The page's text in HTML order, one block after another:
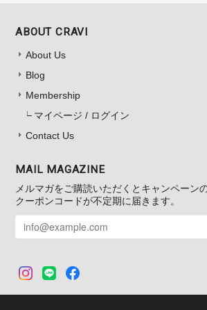
ABOUT CRAVI
About Us
Blog
Membership
マイページ / ログイン
Contact Us
MAIL MAGAZINE
メルマガをご購読いただくとキャンペーン
クーポンコードが不定期に届きます。